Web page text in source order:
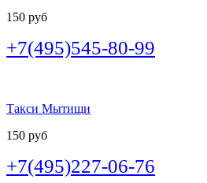
150 руб
+7(495)545-80-99
Такси Мытищи
150 руб
+7(495)227-06-76